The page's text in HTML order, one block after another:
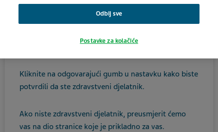
Kliknite na odgovarajući gumb u nastavku kako biste
potvrdili da ste zdravstveni djelatnik.
Ako niste zdravstveni djelatnik, preusmjerit ćemo
vas na dio stranice koje je prikladno za vas.
Aktivni sastojak
Alimentarni trakt i metabolizam
Odbij sve
Postavke za kolačiće